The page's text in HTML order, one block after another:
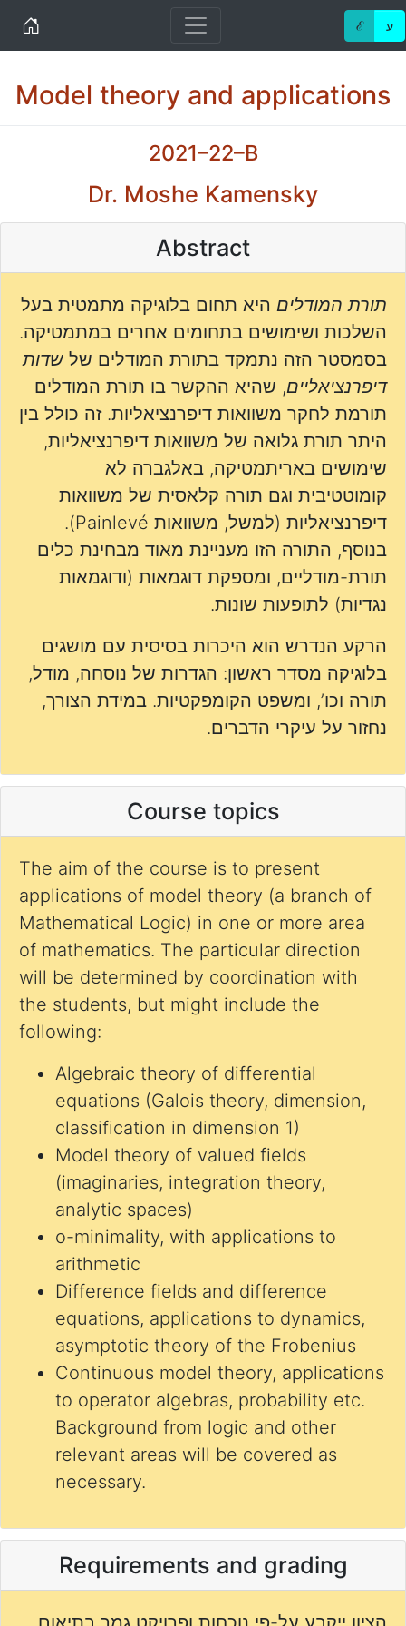
Home ℰ ע
Model theory and applications
2021–22–B
Dr. Moshe Kamensky
Abstract
תורת המודלים היא תחום בלוגיקה מתמטית בעל
השלכות ושימושים בתחומים אחרים במתמטיקה.
בסמסטר הזה נתמקד בתורת המודלים של שדות
דיפרנציאליים, שהיא ההקשר בו תורת המודלים
תורמת לחקר משוואות דיפרנציאליות. זה כולל בין
היתר תורת גלואה של משוואות דיפרנציאליות,
שימושים באריתמטיקה, באלגברה לא
קומוטטיבית וגם תורה קלאסית של משוואות
דיפרנציאליות (למשל, משוואות Painlevé).
בנוסף, התורה הזו מעניינת מאוד מבחינת כלים
תורת-מודליים, ומספקת דוגמאות (ודוגמאות
נגדיות) לתופעות שונות.
הרקע הנדרש הוא היכרות בסיסית עם מושגים
בלוגיקה מסדר ראשון: הגדרות של נוסחה, מודל,
תורה וכו’, ומשפט הקומפקטיות. במידת הצורך,
נחזור על עיקרי הדברים.
Course topics
The aim of the course is to present
applications of model theory (a branch of
Mathematical Logic) in one or more area
of mathematics. The particular direction
will be determined by coordination with
the students, but might include the
following:
Algebraic theory of differential
equations (Galois theory, dimension,
classification in dimension 1)
Model theory of valued fields
(imaginaries, integration theory,
analytic spaces)
o-minimality, with applications to
arithmetic
Difference fields and difference
equations, applications to dynamics,
asymptotic theory of the Frobenius
Continuous model theory, applications
to operator algebras, probability etc.
Background from logic and other
relevant areas will be covered as
necessary.
Requirements and grading